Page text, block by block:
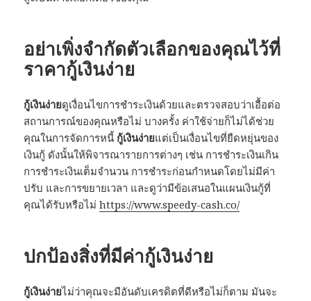
อย่าเพิ่งจำกัดตัวเลือกของคุณไว้ที่
ราคากู้เงินง่าย
กู้เงินง่ายดูเงื่อนไขการชำระเงินด้วยและตรวจสอบว่าเอื้อต่อ
สถานการณ์ของคุณหรือไม่ บางครั้ง ค่าใช้จ่ายก็ไม่ได้ช่วย
คุณในการจัดการหนี้ กู้เงินง่ายแต่เป็นเงื่อนไขที่ยืดหยุ่นของ
เงินกู้ ดังนั้นให้พิจารณารายการต่างๆ เช่น การชำระเงินเกิน
การชำระเงินเต็มจำนวน การชำระก่อนกำหนดโดยไม่มีค่า
ปรับ และการขยายเวลา และดูว่ามีข้อเสนอในแผนเงินกู้ที่
คุณได้รับหรือไม่https://www.speedy-cash.co/
ปกป้องสิ่งที่มีค่ากู้เงินง่าย
กู้เงินง่ายไม่ว่าคุณจะมีอันดับเครดิตที่ดีหรือไม่ก็ตาม มันจะ